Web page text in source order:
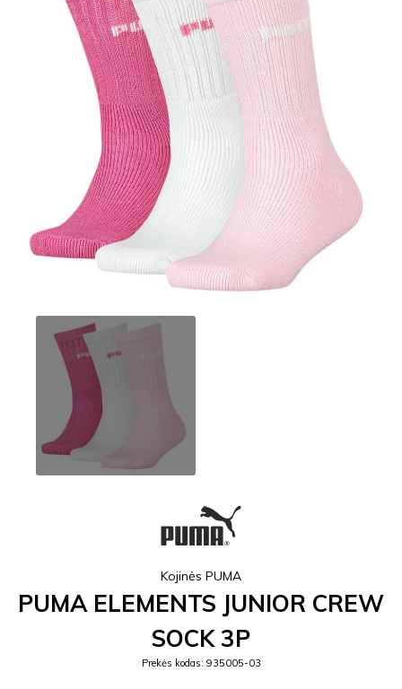
Kojinės PUMA
PUMA ELEMENTS JUNIOR CREW
SOCK 3P
Prekės kodas: 935005-03